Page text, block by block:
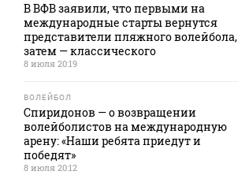
В ВФВ заявили, что первыми на
международные старты вернутся
представители пляжного волейбола,
затем — классического
8 июля 20:19
ВОЛЕЙБОЛ
Спиридонов — о возвращении
волейболистов на международную
арену: «Наши ребята приедут и
победят»
8 июля 20:12